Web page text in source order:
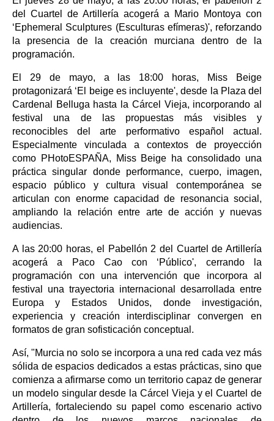
del Cuartel de Artillería acogerá a Mario Montoya con
‘Ephemeral Sculptures (Esculturas efímeras)', reforzando
la presencia de la creación murciana dentro de la
programación.
El 29 de mayo, a las 18:00 horas, Miss Beige
protagonizará ‘El beige es incluyente', desde la Plaza del
Cardenal Belluga hasta la Cárcel Vieja, incorporando al
festival una de las propuestas más visibles y
reconocibles del arte performativo español actual.
Especialmente vinculada a contextos de proyección
como PHotoESPAÑA, Miss Beige ha consolidado una
práctica singular donde performance, cuerpo, imagen,
espacio público y cultura visual contemporánea se
articulan con enorme capacidad de resonancia social,
ampliando la relación entre arte de acción y nuevas
audiencias.
A las 20:00 horas, el Pabellón 2 del Cuartel de Artillería
acogerá a Paco Cao con ‘Público', cerrando la
programación con una intervención que incorpora al
festival una trayectoria internacional desarrollada entre
Europa y Estados Unidos, donde investigación,
experiencia y creación interdisciplinar convergen en
formatos de gran sofisticación conceptual.
Así, "Murcia no solo se incorpora a una red cada vez más
sólida de espacios dedicados a estas prácticas, sino que
comienza a afirmarse como un territorio capaz de generar
un modelo singular desde la Cárcel Vieja y el Cuartel de
Artillería, fortaleciendo su papel como escenario activo